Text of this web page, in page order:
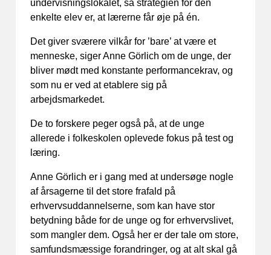
undervisningslokalet, så strategien for den
enkelte elev er, at lærerne får øje på én.
Det giver sværere vilkår for ’bare’ at være et
menneske, siger Anne Görlich om de unge, der
bliver mødt med konstante performancekrav, og
som nu er ved at etablere sig på
arbejdsmarkedet.
De to forskere peger også på, at de unge
allerede i folkeskolen oplevede fokus på test og
læring.
Anne Görlich er i gang med at undersøge nogle
af årsagerne til det store frafald på
erhvervsuddannelserne, som kan have stor
betydning både for de unge og for erhvervslivet,
som mangler dem. Også her er der tale om store,
samfundsmæssige forandringer, og at alt skal gå